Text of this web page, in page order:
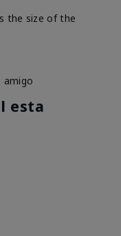
the size of the
amigo
esta